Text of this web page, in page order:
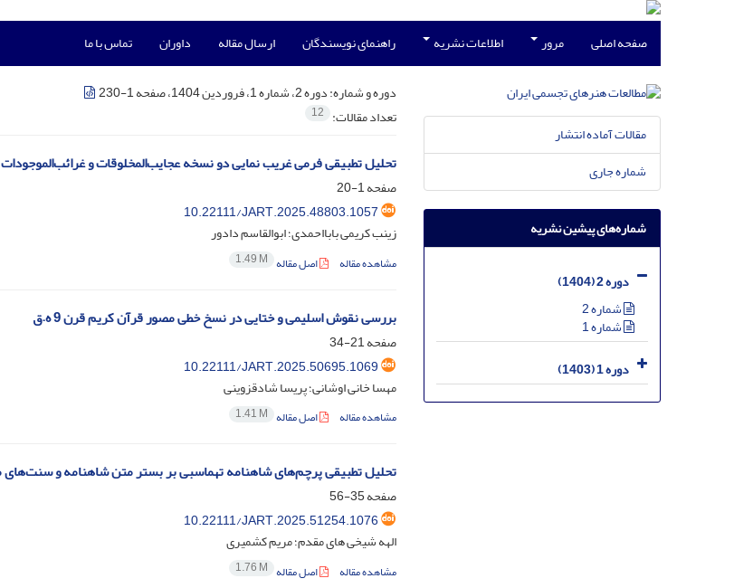
صفحه اصلی مرور اطلاعات نشریه راهنمای نویسندگان ارسال مقاله داوران تماس با ما
دوره و شماره:دوره 2، شماره 1، فروردین 1404، صفحه 1-230
تعداد مقالات: 12
تحلیل تطبیقی فرمی غریب نمایی دو نسخه عجایب‌المخلوقات و
صفحه1-20
10.22111/JART.2025.48803.1057
زینب کریمی بابااحمدی؛ ابوالقاسم دادور
مشاهده مقاله اصل مقاله 1.49 M
بررسی نقوش اسلیمی و ختایی در نسخ خطی مصور قرآن کریم قرن 9 ه.ق
صفحه21-34
10.22111/JART.2025.50695.1069
مهسا خانی اوشانی؛ پریسا شادقزوینی
مشاهده مقاله اصل مقاله 1.41 M
تحلیل تطبیقی پرچم‌های شاهنامه تهماسبی بر بستر متن شاهنامه و
صفحه35-56
10.22111/JART.2025.51254.1076
الهه شیخی های مقدم؛ مریم کشمیری
مشاهده مقاله اصل مقاله 1.76 M
مقالات آماده انتشار
شماره جاری
شماره‌های پیشین نشریه
دوره 2 (1404)
شماره 2
شماره 1
دوره 1 (1403)